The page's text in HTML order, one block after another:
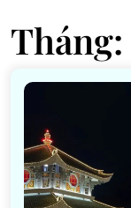
Tháng: